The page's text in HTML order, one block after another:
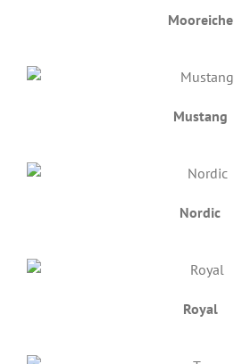
Mooreiche
Mustang
Nordic
Royal